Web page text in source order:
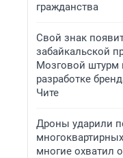
гражданства
Свой знак
забайкальской
Мозговой штурм
разработке
Чите
Дроны ударили
многие охватил